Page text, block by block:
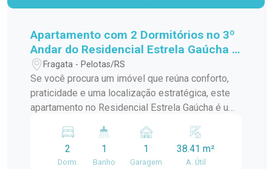
Apartamento com 2 Dormitórios no 3º
Andar do Residencial Estrela Gaúcha -
Excelente Localização
Fragata - Pelotas/RS
Se você procura um imóvel que reúna conforto,
praticidade e uma localização estratégica, este
apartamento no Residencial Estrela Gaúcha é uma
distribuídos e ótima iluminação natural, é ideal
para quem deseja viver com comodidade no dia a
2
Dorm.
1
Banho
1
Garagem
38.41 m²
A. Útil